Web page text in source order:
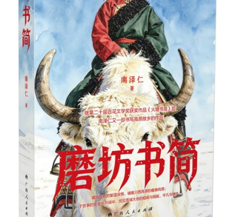
校园文学 其他阅读 文学访谈 作家新作
新书快讯
服务
入会须知 会员管理 文学奖项 报刊联盟
四川文学 星星诗刊 当代文坛 四川作家报
公告公示
公告公示 讣告 征稿启事 新会员发展名单
人事考试